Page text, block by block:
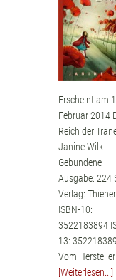
Erscheint am
Februar 2014
Reich der
Janine Wilk
Gebundene
Ausgabe: 224
Verlag:
ISBN-10:
3522183894
13:
Vom
[Weiterlesen...]